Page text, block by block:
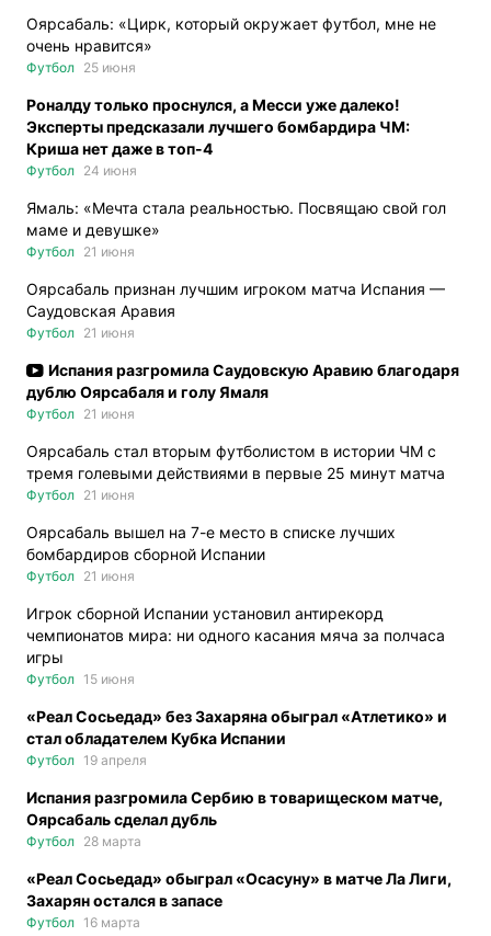
Оярсабаль: «Цирк, который окружает футбол, мне не
очень нравится»
Футбол 25 июня
Роналду только проснулся, а Месси уже далеко!
Эксперты предсказали лучшего бомбардира ЧМ:
Криша нет даже в топ-4
Футбол 24 июня
Ямаль: «Мечта стала реальностью. Посвящаю свой гол
маме и девушке»
Футбол 21 июня
Оярсабаль признан лучшим игроком матча Испания —
Саудовская Аравия
Футбол 21 июня
Испания разгромила Саудовскую Аравию благодаря
дублю Оярсабаля и голу Ямаля
Футбол 21 июня
Оярсабаль стал вторым футболистом в истории ЧМ с
тремя голевыми действиями в первые 25 минут матча
Футбол 21 июня
Оярсабаль вышел на 7-е место в списке лучших
бомбардиров сборной Испании
Футбол 21 июня
Игрок сборной Испании установил антирекорд
чемпионатов мира: ни одного касания мяча за полчаса
игры
Футбол 15 июня
«Реал Сосьедад» без Захаряна обыграл «Атлетико» и
стал обладателем Кубка Испании
Футбол 19 апреля
Испания разгромила Сербию в товарищеском матче,
Оярсабаль сделал дубль
Футбол 28 марта
«Реал Сосьедад» обыграл «Осасуну» в матче Ла Лиги,
Захарян остался в запасе
Футбол 16 марта